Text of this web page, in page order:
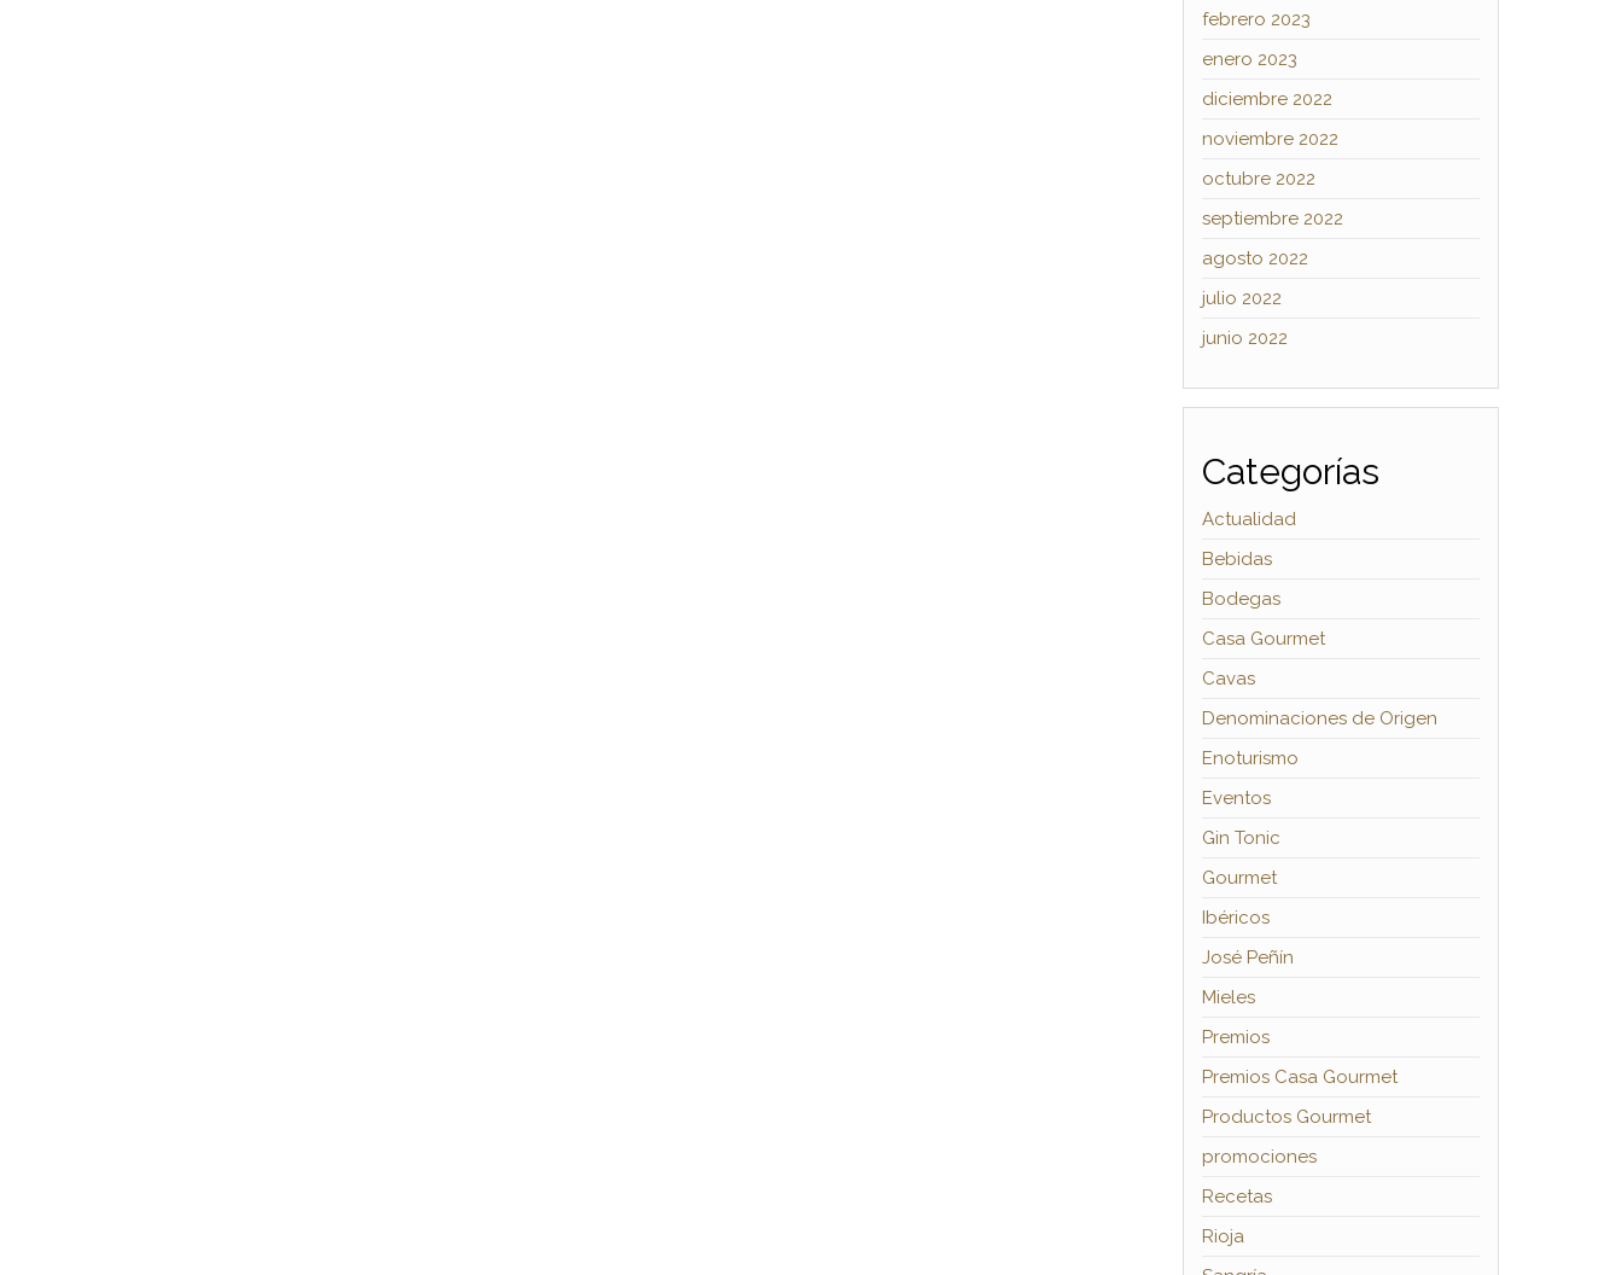
febrero 2023
enero 2023
diciembre 2022
noviembre 2022
octubre 2022
septiembre 2022
agosto 2022
julio 2022
junio 2022
Categorías
Actualidad
Bebidas
Bodegas
Casa Gourmet
Cavas
Denominaciones de Origen
Enoturismo
Eventos
Gin Tonic
Gourmet
Ibéricos
José Peñín
Mieles
Premios
Premios Casa Gourmet
Productos Gourmet
promociones
Recetas
Rioja